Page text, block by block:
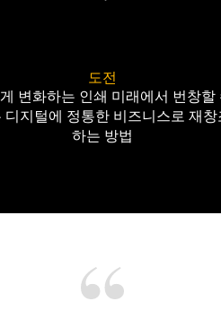
도전
변화하는 인쇄 미래에서 번창할
디지털에 정통한 비즈니스로 재창
하는 방법